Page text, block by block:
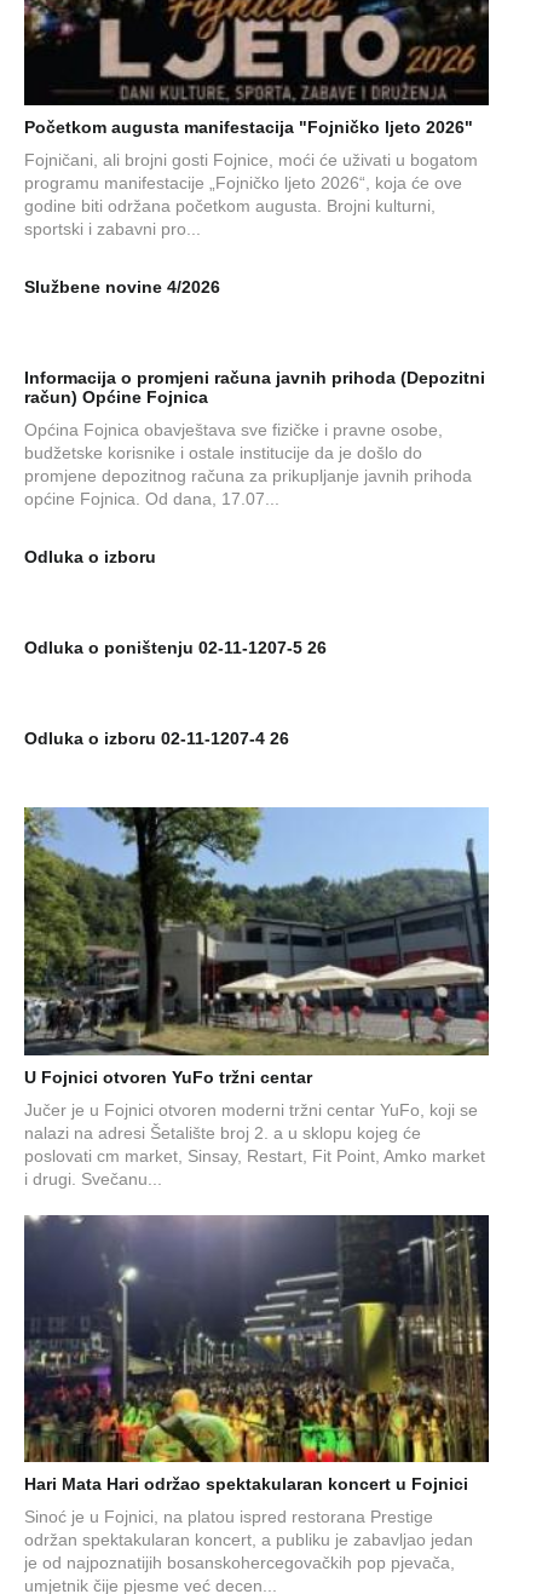
Početkom augusta manifestacija "Fojničko ljeto 2026"
Fojničani, ali brojni gosti Fojnice, moći će uživati u bogatom
programu manifestacije „Fojničko ljeto 2026“, koja će ove
godine biti održana početkom augusta. Brojni kulturni,
sportski i zabavni pro...
Službene novine 4/2026
Informacija o promjeni računa javnih prihoda (Depozitni
račun) Općine Fojnica
Općina Fojnica obavještava sve fizičke i pravne osobe,
budžetske korisnike i ostale institucije da je došlo do
promjene depozitnog računa za prikupljanje javnih prihoda
općine Fojnica. Od dana, 17.07...
Odluka o izboru
Odluka o poništenju 02-11-1207-5 26
Odluka o izboru 02-11-1207-4 26
U Fojnici otvoren YuFo tržni centar
Jučer je u Fojnici otvoren moderni tržni centar YuFo, koji se
nalazi na adresi Šetalište broj 2. a u sklopu kojeg će
poslovati cm market, Sinsay, Restart, Fit Point, Amko market
i drugi. Svečanu...
Hari Mata Hari održao spektakularan koncert u Fojnici
Sinoć je u Fojnici, na platou ispred restorana Prestige
održan spektakularan koncert, a publiku je zabavljao jedan
je od najpoznatijih bosanskohercegovačkih pop pjevača,
umjetnik čije pjesme već decen...